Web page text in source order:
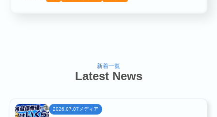
新着一覧
Latest News
2026.07.07 メディア